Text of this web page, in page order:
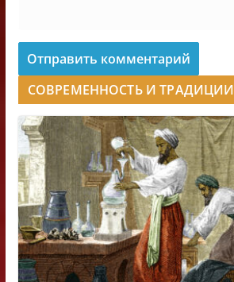
СОВРЕМЕННОСТЬ И ТРАДИЦИИ